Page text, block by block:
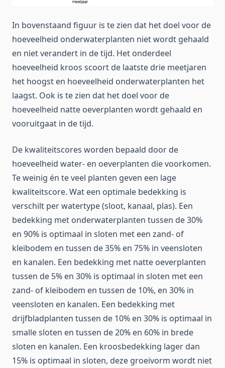
In bovenstaand figuur is te zien dat het doel voor de
hoeveelheid onderwaterplanten niet wordt gehaald
en niet verandert in de tijd. Het onderdeel
hoeveelheid kroos scoort de laatste drie meetjaren
het hoogst en hoeveelheid onderwaterplanten het
laagst. Ook is te zien dat het doel voor de
hoeveelheid natte oeverplanten wordt gehaald en
vooruitgaat in de tijd.
De kwaliteitscores worden bepaald door de
hoeveelheid water- en oeverplanten die voorkomen.
Te weinig én te veel planten geven een lage
kwaliteitscore. Wat een optimale bedekking is
verschilt per watertype (sloot, kanaal, plas). Een
bedekking met onderwaterplanten tussen de 30%
en 90% is optimaal in sloten met een zand- of
kleibodem en tussen de 35% en 75% in veensloten
en kanalen. Een bedekking met natte oeverplanten
tussen de 5% en 30% is optimaal in sloten met een
zand- of kleibodem en tussen de 10%, en 30% in
veensloten en kanalen. Een bedekking met
drijfbladplanten tussen de 10% en 30% is optimaal in
smalle sloten en tussen de 20% en 60% in brede
sloten en kanalen. Een kroosbedekking lager dan
15% is optimaal in sloten, deze groeivorm wordt niet